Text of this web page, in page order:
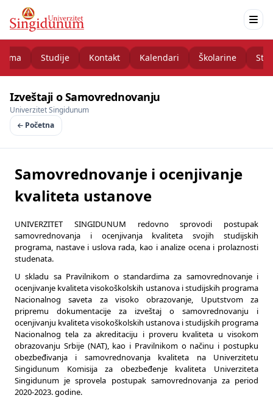
Studije Kontakt Kalendari Školarine
Izveštaji o Samovrednovanju
Univerzitet Singidunum
Početna
Samovrednovanje i ocenjivanje
kvaliteta ustanove
UNIVERZITET SINGIDUNUM redovno sprovodi postupak
samovrednovanja i ocenjivanja kvaliteta svojih studijskih
programa, nastave i uslova rada, kao i analize ocena i prolaznosti
studenata.
U skladu sa Pravilnikom o standardima za samovrednovanje i
ocenjivanje kvaliteta visokoškolskih ustanova i studijskih programa
Nacionalnog saveta za visoko obrazovanje, Uputstvom za
pripremu dokumentacije za izveštaj o samovrednovanju i
ocenjivanju kvaliteta visokoškolskih ustanova i studijskih programa
Nacionalnog tela za akreditaciju i proveru kvaliteta u visokom
obrazovanju Srbije (NAT), kao i Pravilnikom o načinu i postupku
obezbeđivanja i samovrednovanja kvaliteta na Univerzitetu
Singidunum Komisija za obezbeđenje kvaliteta Univerziteta
Singidunum je sprovela postupak samovrednovanja za period
2020-2023. godine.